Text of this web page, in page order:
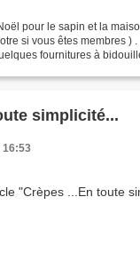
pour le sapin et la
si vous êtes membres )
fournitures à
simplicité...
16:53